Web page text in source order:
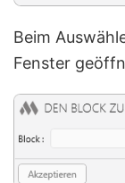
Beim
Fenster